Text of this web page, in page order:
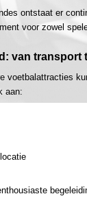
ontstaat er
voor zowel
van transport
voetbalattracties
aan: